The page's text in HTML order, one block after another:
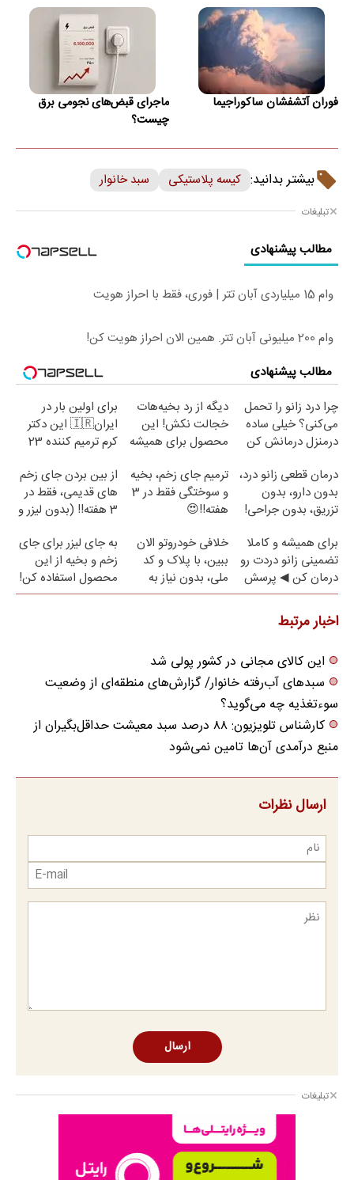
فوران آتشفشان ساکوراجیما
ماجرای قبض‌های نجومی برق
چیست؟
بیشتر بدانید: کیسه پلاستیکی سبد خانوار
تبلیغات
مطالب پیشنهادی
وام 15 میلیاردی آبان تتر | فوری، فقط با احراز هویت
وام 200 میلیونی آبان تتر. همین الان احراز هویت کن!
مطالب پیشنهادی
چرا درد زانو را تحمل
می‌کنی؟ خیلی ساده
درمنزل درمانش کن
دیگه از رد بخیه‌هات
خجالت نکش! این
محصول برای همیشه
برای اولین بار در
ایران🇮🇷 این دکتر
کرم ترمیم کننده 23
درمان قطعی زانو درد،
بدون دارو، بدون
تزریق، بدون جراحی!
ترمیم جای زخم، بخیه
و سوختگی فقط در 3
هفته!!😍
از بین بردن جای زخم
های قدیمی، فقط در
3 هفته!! (بدون لیزر و
برای همیشه و کاملا
تضمینی زانو دردت رو
درمان کن ◀ پرسش
نامه ▶
خلافی خودروتو الان
ببین، با پلاک و کد
ملی، بدون نیاز به
مراجعه حضوری
به جای لیزر برای جای
زخم و بخیه از این
محصول استفاده کن!
اخبار مرتبط
این کالای مجانی در کشور پولی شد
سبدهای آب‌رفته خانوار/ گزارش‌های منطقه‌ای از وضعیت
سوءتغذیه چه می‌گوید؟
کارشناس تلویزیون: ۸۸ درصد سبد معیشت حداقل‌بگیران از
منبع درآمدی‌ آن‌ها تامین نمی‌شود
ارسال نظرات
ارسال
تبلیغات